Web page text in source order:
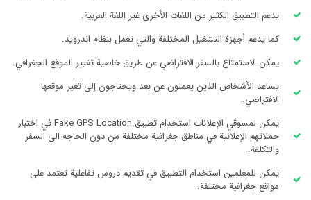
يدعم التطبيق الكثير من اللغات الأخرى غير اللغة العربية.
كما يدعم أجهزة التشغيل المختلفة والتي تعمل بنظام اندرويد.
يمكن الاستمتاع بالسفر الافتراضي عن طريق خاصية تغيير الموقع الجغرافي.
يساعد الأشخاص الذين يعملون عن بعد ويحتاجون إلى تغير موقعها
الافتراضي.
يمكن لمسوقي الإعلانات استخدام تطبيق Fake GPS Location في اختبار
حملاتهم الإعلانية في مناطق جغرافية مختلفة من دون الحاجه الى السفر
والتكلفة.
يمكن للمعلمين استخدام التطبيق في تقديم دروس تفاعلية تعتمد على
مواقع جغرافية مختلفة.